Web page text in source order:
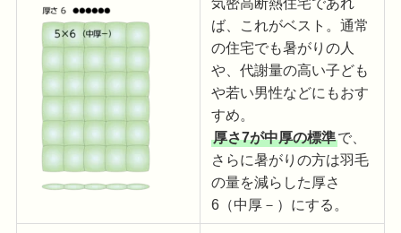
ば、これがベスト。通常
の住宅でも暑がりの人
や、代謝量の高い子ども
や若い男性などにもおす
すめ。
厚さ7が中厚の標準で、
さらに暑がりの方は羽毛
の量を減らした厚さ
6（中厚－）にする。